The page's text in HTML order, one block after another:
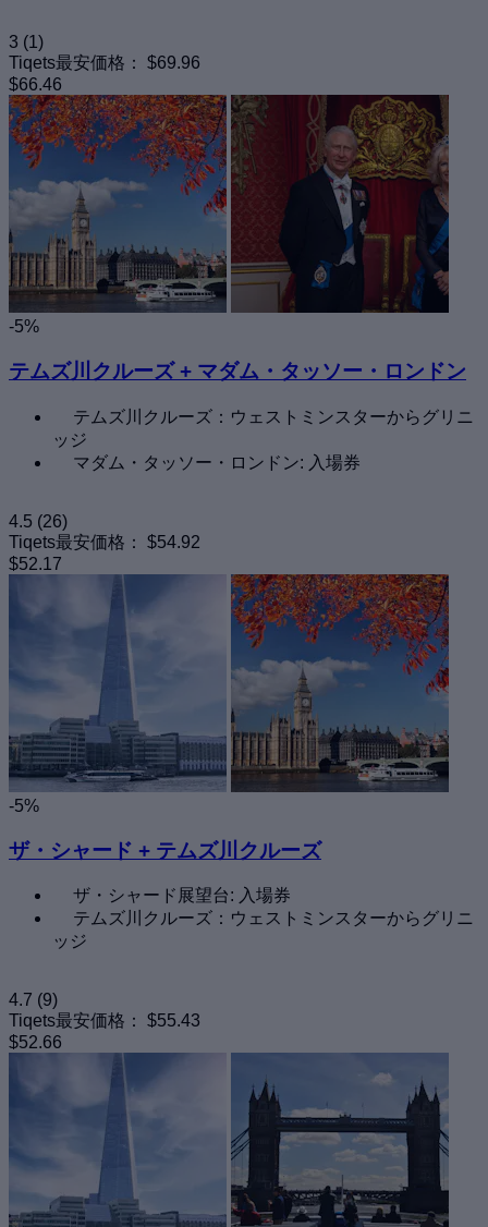
3 (1)
Tiqets最安価格：
$69.96
$66.46
-5%
テムズ川クルーズ + マダム・タッソー・ロンドン
テムズ川クルーズ：ウェストミンスターからグリニ
ッジ
マダム・タッソー・ロンドン: 入場券
4.5 (26)
Tiqets最安価格：
$54.92
$52.17
-5%
ザ・シャード + テムズ川クルーズ
ザ・シャード展望台: 入場券
テムズ川クルーズ：ウェストミンスターからグリニ
ッジ
4.7 (9)
Tiqets最安価格：
$55.43
$52.66